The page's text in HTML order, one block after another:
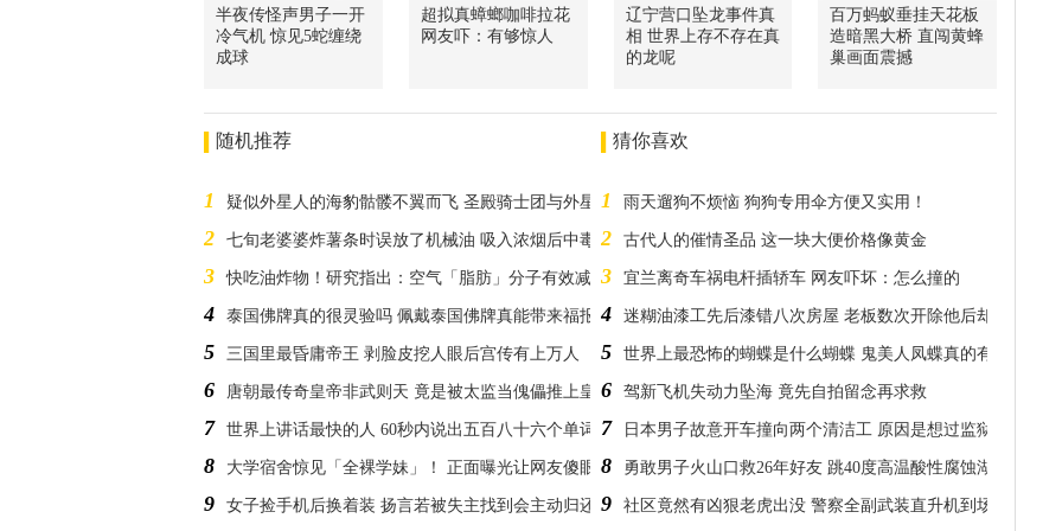
半夜传怪声男子一开
冷气机 惊见5蛇缠绕
成球
超拟真蟑螂咖啡拉花
网友吓：有够惊人
辽宁营口坠龙事件真
相 世界上存不存在真
的龙呢
百万蚂蚁垂挂天花板
造暗黑大桥 直闯黄蜂
巢画面震撼
随机推荐
1 疑似外星人的海豹骷髅不翼而飞 圣殿骑士团与外星人见过吗
2 七旬老婆婆炸薯条时误放了机械油 吸入浓烟后中毒离世
3 快吃油炸物！研究指出：空气「脂肪」分子有效减缓地球暖化
4 泰国佛牌真的很灵验吗 佩戴泰国佛牌真能带来福报吗
5 三国里最昏庸帝王 剥脸皮挖人眼后宫传有上万人
6 唐朝最传奇皇帝非武则天 竟是被太监当傀儡推上皇位的傻子
7 世界上讲话最快的人 60秒内说出五百八十六个单词
8 大学宿舍惊见「全裸学妹」！ 正面曝光让网友傻眼
9 女子捡手机后换着装 扬言若被失主找到会主动归还
猜你喜欢
1 雨天遛狗不烦恼 狗狗专用伞方便又实用！
2 古代人的催情圣品 这一块大便价格像黄金
3 宜兰离奇车祸电杆插轿车 网友吓坏：怎么撞的
4 迷糊油漆工先后漆错八次房屋 老板数次开除他后却再次聘请
5 世界上最恐怖的蝴蝶是什么蝴蝶 鬼美人凤蝶真的有那么可怕
6 驾新飞机失动力坠海 竟先自拍留念再求救
7 日本男子故意开车撞向两个清洁工 原因是想过监狱生活
8 勇敢男子火山口救26年好友 跳40度高温酸性腐蚀湖狂游150米
9 社区竟然有凶狠老虎出没 警察全副武装直升机到场才发现误